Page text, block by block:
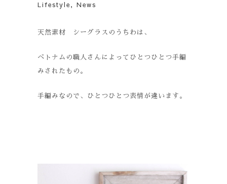
Lifestyle, News
天然素材 シーグラスのうちわは、
ベトナムの職人さんによってひとつひとつ手編
みされたもの。
手編みなので、ひとつひとつ表情が違います。